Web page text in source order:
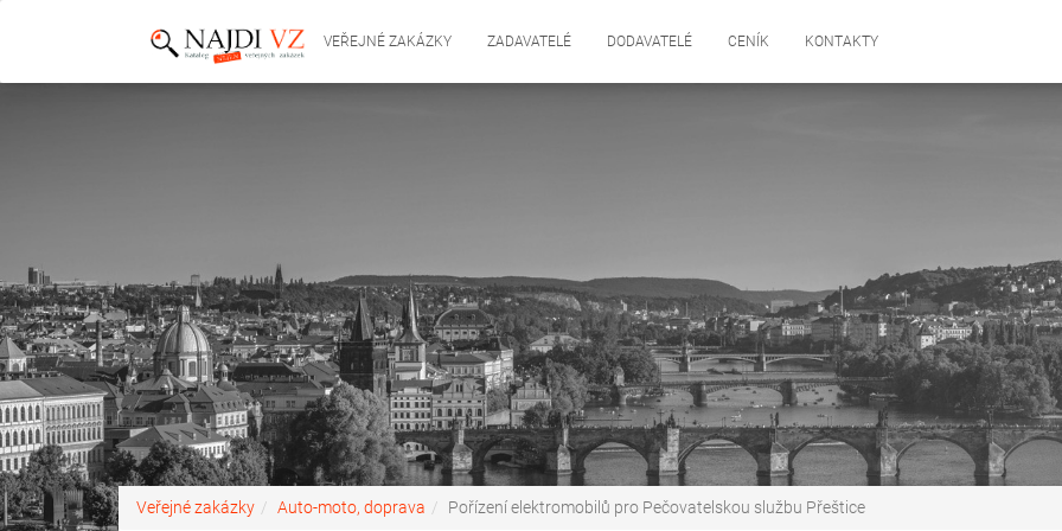
VEŘEJNÉ ZAKÁZKY ZADAVATELÉ DODAVATELÉ CENÍK KONTAKTY
Veřejné zakázky Auto-moto, doprava Pořízení elektromobilů pro Pečovatelskou službu Přeštice